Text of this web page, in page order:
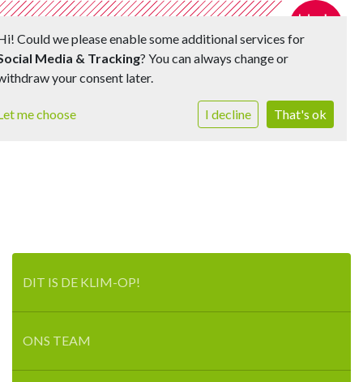
DIT IS DE KLIM-OP!
ONS TEAM
Could we please enable some additional services for
Media & Tracking? You can always change or
your consent later.
me choose I decline That's ok